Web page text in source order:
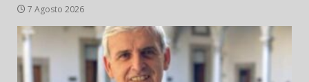
7 Agosto 2026